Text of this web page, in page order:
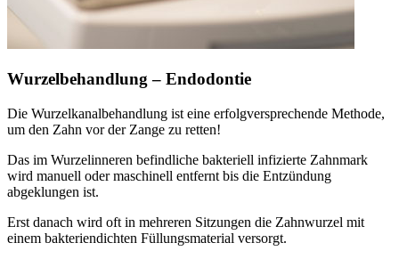
Wurzelbehandlung – Endodontie
Die Wurzelkanalbehandlung ist eine erfolgversprechende Methode,
um den Zahn vor der Zange zu retten!
Das im Wurzelinneren befindliche bakteriell infizierte Zahnmark
wird manuell oder maschinell entfernt bis die Entzündung
abgeklungen ist.
Erst danach wird oft in mehreren Sitzungen die Zahnwurzel mit
einem bakteriendichten Füllungsmaterial versorgt.